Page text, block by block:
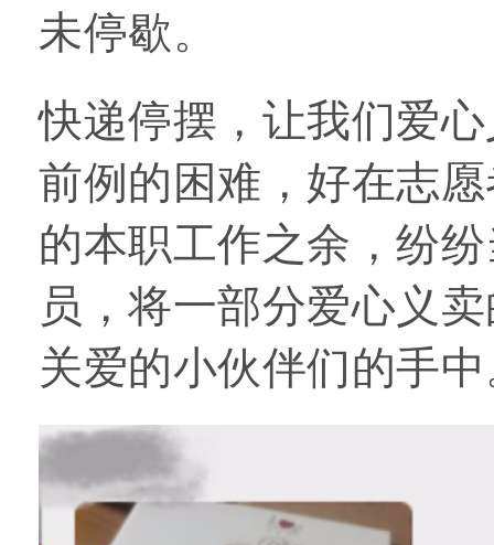
未停歇。
快递停摆，让我们爱
前例的困难，好在志
的本职工作之余，纷
员，将一部分爱心义
关爱的小伙伴们的手